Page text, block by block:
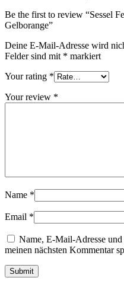
Be the first to review “Sessel
Gelborange”
Deine E-Mail-Adresse wird
Felder sind mit * markiert
Your rating *
Your review *
Name *
Email *
Name, E-Mail-Adresse
meinen nächsten Kommentar